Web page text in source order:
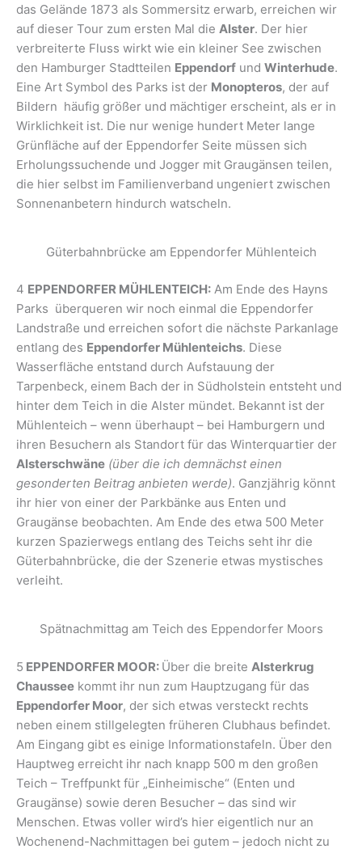
das Gelände 1873 als Sommersitz erwarb, erreichen wir
auf dieser Tour zum ersten Mal die Alster. Der hier
verbreiterte Fluss wirkt wie ein kleiner See zwischen
den Hamburger Stadtteilen Eppendorf und Winterhude.
Eine Art Symbol des Parks ist der Monopteros, der auf
Bildern häufig größer und mächtiger erscheint, als er in
Wirklichkeit ist. Die nur wenige hundert Meter lange
Grünfläche auf der Eppendorfer Seite müssen sich
Erholungssuchende und Jogger mit Graugänsen teilen,
die hier selbst im Familienverband ungeniert zwischen
Sonnenanbetern hindurch watscheln.
Güterbahnbrücke am Eppendorfer Mühlenteich
4 EPPENDORFER MÜHLENTEICH: Am Ende des Hayns
Parks überqueren wir noch einmal die Eppendorfer
Landstraße und erreichen sofort die nächste Parkanlage
entlang des Eppendorfer Mühlenteichs. Diese
Wasserfläche entstand durch Aufstauung der
Tarpenbeck, einem Bach der in Südholstein entsteht und
hinter dem Teich in die Alster mündet. Bekannt ist der
Mühlenteich – wenn überhaupt – bei Hamburgern und
ihren Besuchern als Standort für das Winterquartier der
Alsterschwäne (über die ich demnächst einen
gesonderten Beitrag anbieten werde). Ganzjährig könnt
ihr hier von einer der Parkbänke aus Enten und
Graugänse beobachten. Am Ende des etwa 500 Meter
kurzen Spazierwegs entlang des Teichs seht ihr die
Güterbahnbrücke, die der Szenerie etwas mystisches
verleiht.
Spätnachmittag am Teich des Eppendorfer Moors
5 EPPENDORFER MOOR: Über die breite Alsterkrug
Chaussee kommt ihr nun zum Hauptzugang für das
Eppendorfer Moor, der sich etwas versteckt rechts
neben einem stillgelegten früheren Clubhaus befindet.
Am Eingang gibt es einige Informationstafeln. Über den
Hauptweg erreicht ihr nach knapp 500 m den großen
Teich – Treffpunkt für „Einheimische“ (Enten und
Graugänse) sowie deren Besucher – das sind wir
Menschen. Etwas voller wird’s hier eigentlich nur an
Wochenend-Nachmittagen bei gutem – jedoch nicht zu